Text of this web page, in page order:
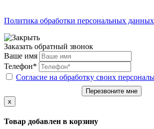
Политика обработки персональных данных
Заказать обратный звонок
Ваше имя
Телефон*
Согласие на обработку своих
Перезвоните мне
x
Товар добавлен в корзину